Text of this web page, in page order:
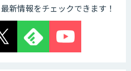
ソリューション
新情報をチェックできます！